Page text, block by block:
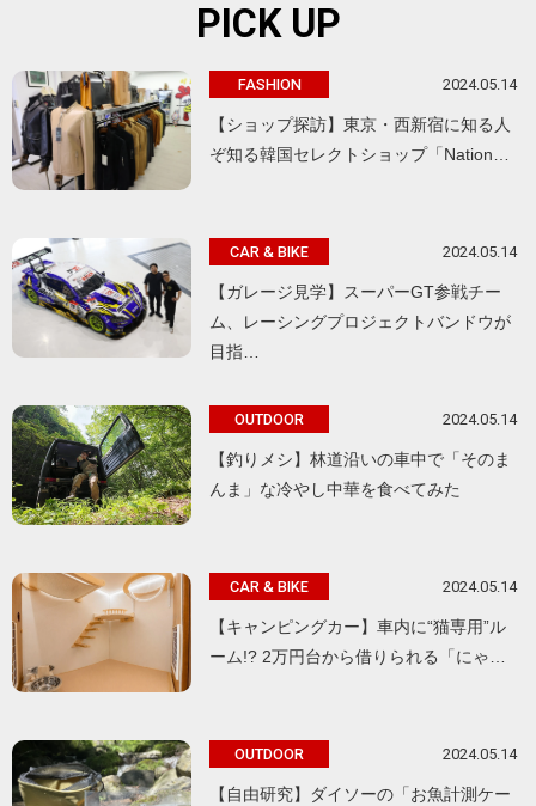
PICK UP
FASHION 2024.05.14
【ショップ探訪】東京・西新宿に知る人
ぞ知る韓国セレクトショップ「Nation…
CAR & BIKE 2024.05.14
【ガレージ見学】スーパーGT参戦チー
ム、レーシングプロジェクトバンドウが
目指…
OUTDOOR 2024.05.14
【釣りメシ】林道沿いの車中で「そのま
んま」な冷やし中華を食べてみた
CAR & BIKE 2024.05.14
【キャンピングカー】車内に“猫専用”ル
ーム!? 2万円台から借りられる「にゃ…
OUTDOOR 2024.05.14
【自由研究】ダイソーの「お魚計測ケー